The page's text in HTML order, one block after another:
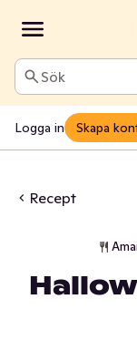
Sök
Logga in Skapa
Recept